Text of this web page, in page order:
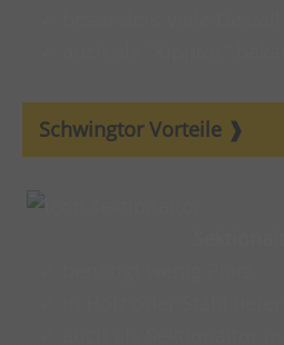
Schwingtor Vorteile